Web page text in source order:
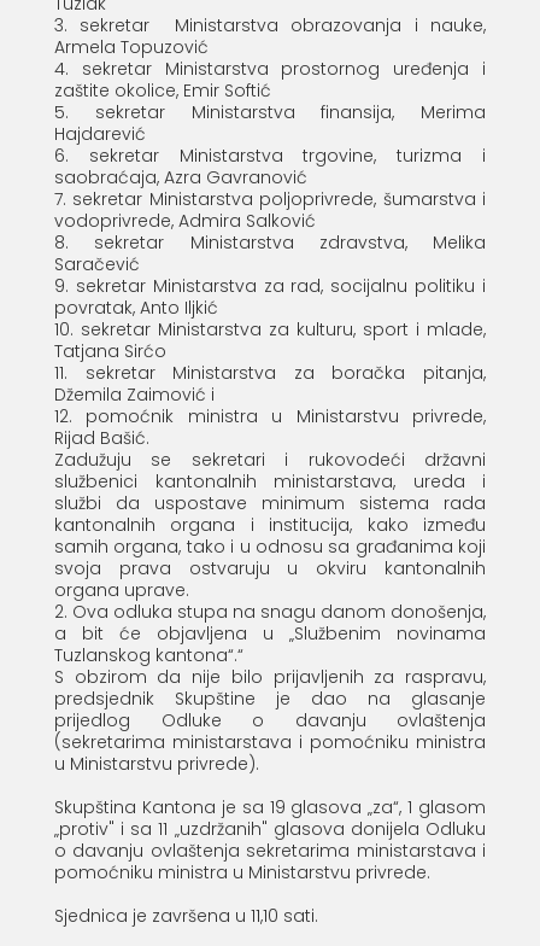
3. sekretar Ministarstva obrazovanja i nauke,
Armela Topuzović
4. sekretar Ministarstva prostornog uređenja i
zaštite okolice, Emir Softić
5. sekretar Ministarstva finansija, Merima
Hajdarević
6. sekretar Ministarstva trgovine, turizma i
saobraćaja, Azra Gavranović
7. sekretar Ministarstva poljoprivrede, šumarstva i
vodoprivrede, Admira Salković
8. sekretar Ministarstva zdravstva, Melika
Saračević
9. sekretar Ministarstva za rad, socijalnu politiku i
povratak, Anto Iljkić
10. sekretar Ministarstva za kulturu, sport i mlade,
Tatjana Sirćo
11. sekretar Ministarstva za boračka pitanja,
Džemila Zaimović i
12. pomoćnik ministra u Ministarstvu privrede,
Rijad Bašić.
Zadužuju se sekretari i rukovodeći državni
službenici kantonalnih ministarstava, ureda i
službi da uspostave minimum sistema rada
kantonalnih organa i institucija, kako između
samih organa, tako i u odnosu sa građanima koji
svoja prava ostvaruju u okviru kantonalnih
organa uprave.
2. Ova odluka stupa na snagu danom donošenja,
a bit će objavljena u „Službenim novinama
Tuzlanskog kantona“.“
S obzirom da nije bilo prijavljenih za raspravu,
predsjednik Skupštine je dao na glasanje
prijedlog Odluke o davanju ovlaštenja
(sekretarima ministarstava i pomoćniku ministra
u Ministarstvu privrede).
Skupština Kantona je sa 19 glasova „za“, 1 glasom
„protiv" i sa 11 „uzdržanih" glasova donijela Odluku
o davanju ovlaštenja sekretarima ministarstava i
pomoćniku ministra u Ministarstvu privrede.
Sjednica je završena u 11,10 sati.